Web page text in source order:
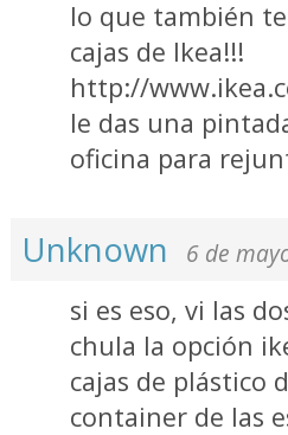
lo que también
cajas de Ikea!!!
http://
le das una
oficina para
Unknown 6 de
si es eso, vi las
chula la opción
cajas de plástico
container de las